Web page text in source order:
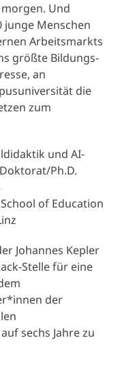
Und
junge Menschen
Arbeitsmarkts
größte Bildungs-
an
die
zum
und AI-
Ph.D.
of Education
Johannes Kepler
Stelle für eine
der
sechs Jahre zu